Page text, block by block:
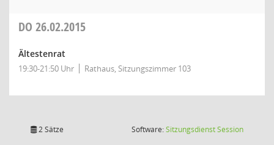
DO 26.02.2015
Ältestenrat
19:30-21:50 Uhr Rathaus, Sitzungszimmer 103
2 Sätze Software:SitzungsdienstSession(Wird in